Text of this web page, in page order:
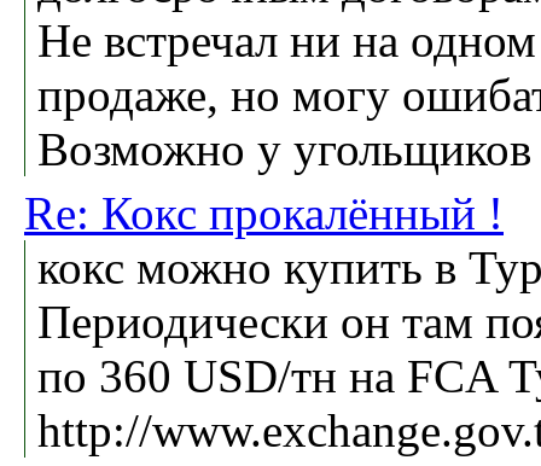
Не встречал ни на
продаже, но могу
Возможно у
Re: Кокс прокалённый !
кокс можно купить в
Периодически он там
по 360 USD/тн на FCA
http://